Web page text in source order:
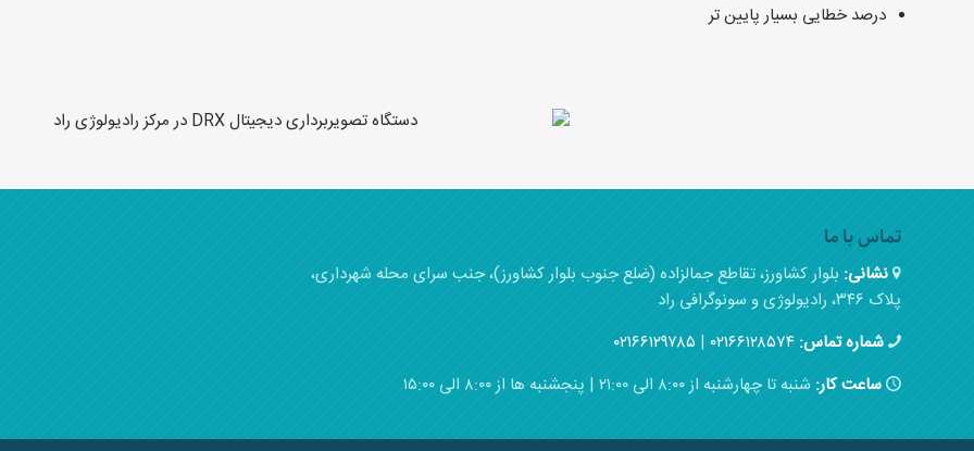
درصد خطایی بسیار پایین تر
تماس با ما
نشانی: بلوار کشاورز، تقاطع جمالزاده (ضلع جنوب بلوار کشاورز)، جنب سرای محله شهرداری،
پلاک ۳۴۶، رادیولوژی و سونوگرافی راد
شماره تماس: ۰۲۱۶۶۱۲۸۵۷۴ | ۰۲۱۶۶۱۲۹۷۸۵
ساعت کار: شنبه تا چهارشنبه از ۸:۰۰ الی ۲۱:۰۰ | پنجشنبه ها از ۸:۰۰ الی ۱۵:۰۰